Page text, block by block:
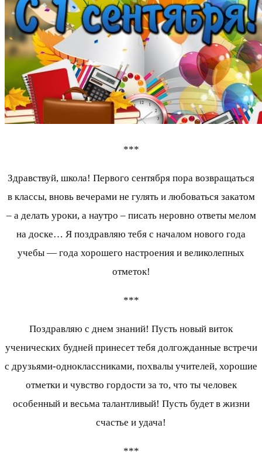
***
Здравствуй, школа! Первого сентября пора возвращаться
в классы, вновь вечерами не гулять и любоваться закатом
– а делать уроки, а наутро – писать неровно ответы мелом
на доске… Я поздравляю тебя с началом нового года
учебы — года хорошего настроения и великолепных
отметок!
***
Поздравляю с днем знаний! Пусть новый виток
ученических будней принесет тебя долгожданные встречи
с друзьями-одноклассниками, похвалы учителей, хорошие
отметки и чувство гордости за то, что ты человек
особенный и весьма талантливый! Пусть будет в жизни
счастье и удача!
***